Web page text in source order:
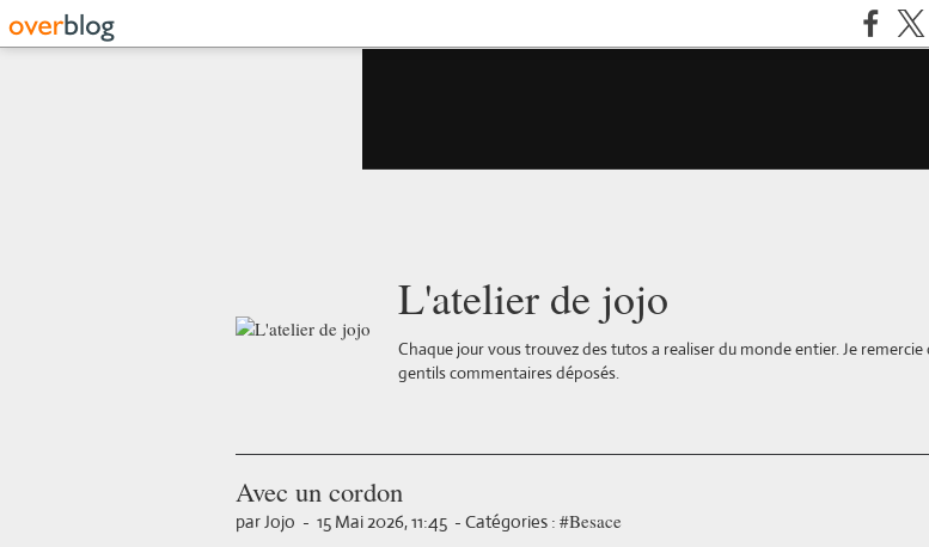
L'atelier de jojo
Chaque jour vous trouvez des tutos a realiser du monde entier. Je
gentils commentaires déposés.
Avec un cordon
par Jojo - 15 Mai 2026, 11:45 - Catégories : #Besace